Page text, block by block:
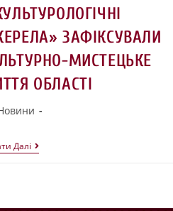
ЗАФІКСУВАЛИ
МИСТЕЦЬКЕ
ОБЛАСТІ
Далі